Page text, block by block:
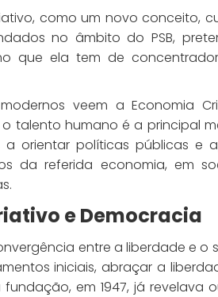
como um novo conceito,
no âmbito do PSB,
que ela tem de
veem a Economia
talento humano é a principal
a orientar políticas públicas
da referida economia, em
e Democracia
entre a liberdade e o
iniciais, abraçar a
em 1947, já